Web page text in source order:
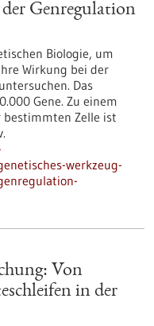
Genregulation
Biologie, um
Wirkung bei der
Das
Gene. Zu einem
Zelle ist
werkzeug-
Von
in der